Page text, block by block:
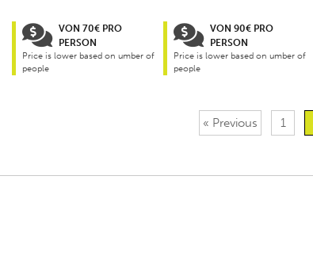
VON 70€ PRO
PERSON
Price is lower based on umber of
people
VON 90€ PRO
PERSON
Price is lower based on umber of
people
« Previous 1